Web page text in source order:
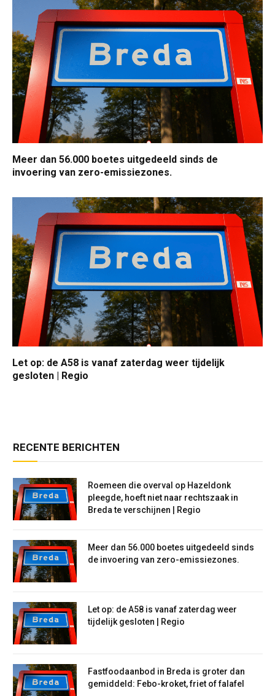
Meer dan 56.000 boetes uitgedeeld sinds de
invoering van zero-emissiezones.
Let op: de A58 is vanaf zaterdag weer tijdelijk
gesloten | Regio
RECENTE BERICHTEN
Roemeen die overval op Hazeldonk
pleegde, hoeft niet naar rechtszaak in
Breda te verschijnen | Regio
Meer dan 56.000 boetes uitgedeeld sinds
de invoering van zero-emissiezones.
Let op: de A58 is vanaf zaterdag weer
tijdelijk gesloten | Regio
Fastfoodaanbod in Breda is groter dan
gemiddeld: Febo-kroket, friet of falafel